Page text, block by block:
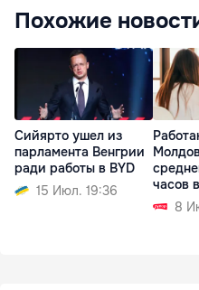
Похожие
Сийярто ушел из
парламента Венгрии
ради работы в BYD
15 Июл. 19:36
часов
8